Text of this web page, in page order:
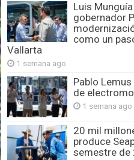
Luis
gobernador
como un
Vallarta
1 semana ago
Pablo
de
1 semana ago
20 mil
produce
semestre de